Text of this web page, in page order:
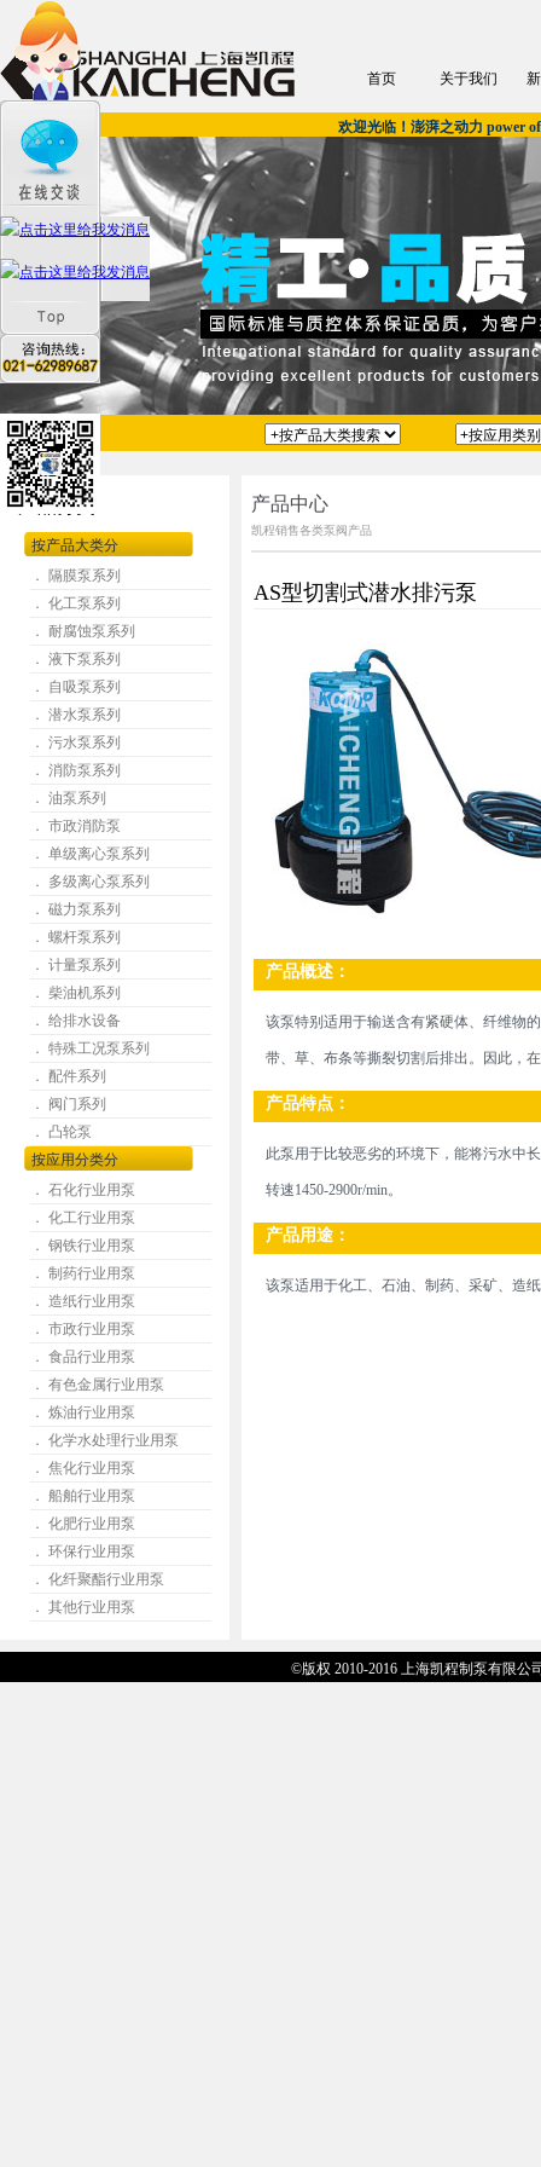
首页 关于我们
欢迎光临！澎湃之动力 power
产品分类
按产品大类分
． 隔膜泵系列
． 化工泵系列
． 耐腐蚀泵系列
． 液下泵系列
． 自吸泵系列
． 潜水泵系列
． 污水泵系列
． 消防泵系列
． 油泵系列
． 市政消防泵
． 单级离心泵系列
． 多级离心泵系列
． 磁力泵系列
． 螺杆泵系列
． 计量泵系列
． 柴油机系列
． 给排水设备
． 特殊工况泵系列
． 配件系列
． 阀门系列
． 凸轮泵
按应用分类分
． 石化行业用泵
． 化工行业用泵
． 钢铁行业用泵
． 制药行业用泵
． 造纸行业用泵
． 市政行业用泵
． 食品行业用泵
． 有色金属行业用泵
． 炼油行业用泵
． 化学水处理行业用泵
． 焦化行业用泵
． 船舶行业用泵
． 化肥行业用泵
． 环保行业用泵
． 化纤聚酯行业用泵
． 其他行业用泵
产品中心
凯程销售各类泵阀产品
AS型切割式潜水排污泵
产品概述：
该泵特别适用于输送含有紧硬体、纤维物
带、草、布条等撕裂切割后排出。因此，
产品特点：
此泵用于比较恶劣的环境下，能将污水中
转速1450-2900r/min。
产品用途：
该泵适用于化工、石油、制药、采矿、造
©版权 2010-2016 上海凯程制泵有限公